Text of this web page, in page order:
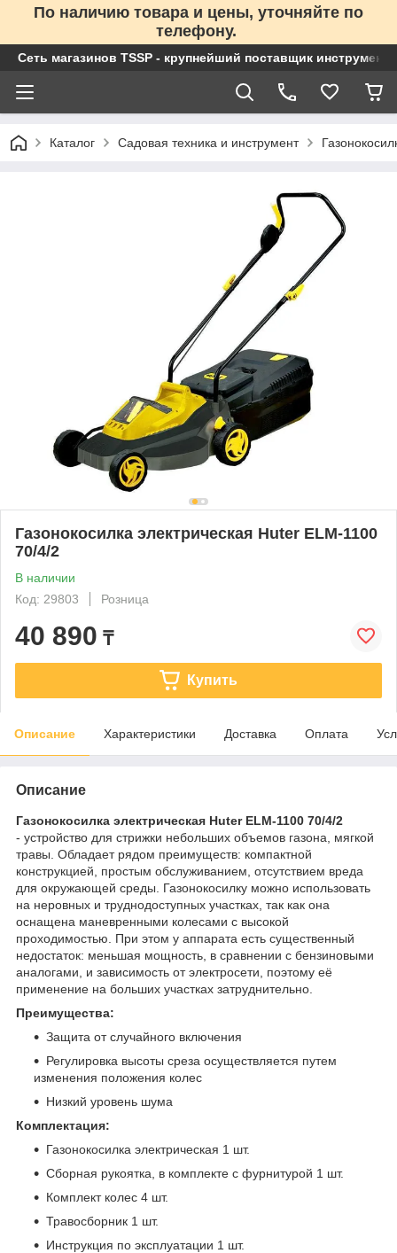
По наличию товара и цены, уточняйте по
телефону.
Сеть магазинов TSSP - крупнейший поставщик
Каталог Садовая техника и инструмент
Газонокосилка электрическая Huter ELM-1100
70/4/2
В наличии
Код: 29803
Розница
40 890 ₸
Купить
Описание Характеристики Доставка Оплата
Описание
Газонокосилка электрическая Huter ELM-1100 70/4/2
- устройство для стрижки небольших объемов газона, мягкой
травы. Обладает рядом преимуществ: компактной
конструкцией, простым обслуживанием, отсутствием вреда
для окружающей среды. Газонокосилку можно использовать
на неровных и труднодоступных участках, так как она
оснащена маневренными колесами с высокой
проходимостью. При этом у аппарата есть существенный
недостаток: меньшая мощность, в сравнении с бензиновыми
аналогами, и зависимость от электросети, поэтому её
применение на больших участках затруднительно.
Преимущества:
Защита от случайного включения
Регулировка высоты среза осуществляется путем
изменения положения колес
Низкий уровень шума
Комплектация:
Газонокосилка электрическая 1 шт.
Сборная рукоятка, в комплекте с фурнитурой 1 шт.
Комплект колес 4 шт.
Травосборник 1 шт.
Инструкция по эксплуатации 1 шт.